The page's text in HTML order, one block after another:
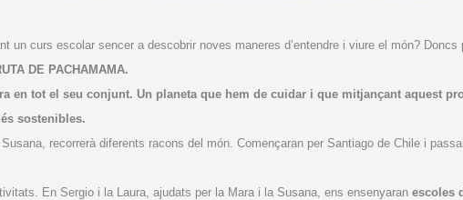
curs escolar sencer a descobrir noves maneres d’entendre i viure el món? Doncs
DE PACHAMAMA.
en tot el seu conjunt. Un planeta que hem de cuidar i que mitjançant aquest
sostenibles.
recorrerà diferents racons del món. Començaran per Santiago de Chile i
En Sergio i la Laura, ajudats per la Mara i la Susana, ens ensenyaran escoles